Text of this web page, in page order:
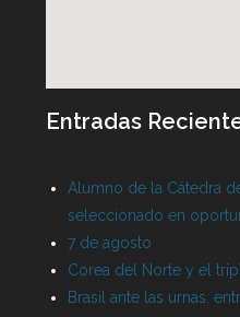
Entradas
Alumno de la Cátedra
seleccionado en
7 de agosto
Corea del Norte y el
Brasil ante las urnas: